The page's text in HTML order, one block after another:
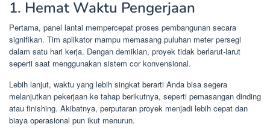
1. Hemat Waktu Pengerjaan
Pertama, panel lantai mempercepat proses pembangunan secara
signifikan. Tim aplikator mampu memasang puluhan meter persegi
dalam satu hari kerja. Dengan demikian, proyek tidak berlarut-larut
seperti saat menggunakan sistem cor konvensional.
Lebih lanjut, waktu yang lebih singkat berarti Anda bisa segera
melanjutkan pekerjaan ke tahap berikutnya, seperti pemasangan dinding
atau finishing. Akibatnya, perputaran proyek menjadi lebih cepat dan
biaya operasional pun ikut menurun.